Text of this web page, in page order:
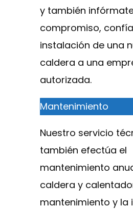
y también
compromiso,
instalación de una
caldera a una
autorizada.
Mantenimiento
Nuestro servicio
también efectúa el
mantenimiento
caldera y
mantenimiento y la